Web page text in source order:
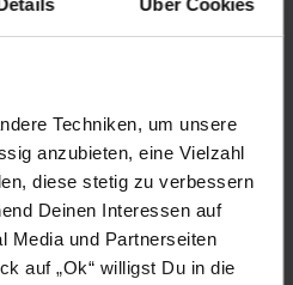
Techniken, um unsere
anzubieten, eine Vielzahl
diese stetig zu verbessern
Deinen Interessen auf
Media und Partnerseiten
auf „Ok“ willigst Du in die